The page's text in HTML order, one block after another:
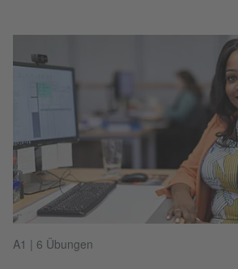
A1 | 6 Übungen